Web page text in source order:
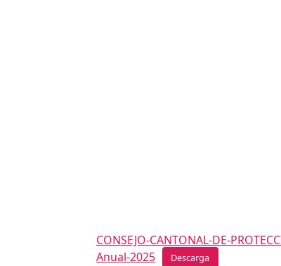
CONSEJO-CANTONAL-DE-
Anual-2025
Descarga